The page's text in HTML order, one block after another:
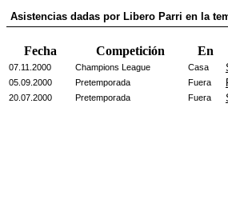
Asistencias dadas por Libero Parri en la
Fecha Competición En
07.11.2000 Champions League Casa
05.09.2000 Pretemporada Fuera
20.07.2000 Pretemporada Fuera